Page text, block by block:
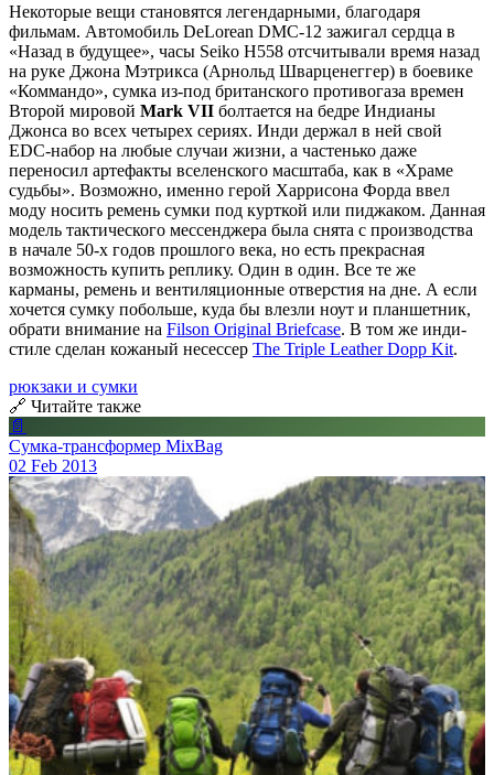
Некоторые вещи становятся легендарными, благодаря
фильмам. Автомобиль DeLorean DMC-12 зажигал сердца в
«Назад в будущее», часы Seiko H558 отсчитывали время назад
на руке Джона Мэтрикса (Арнольд Шварценеггер) в боевике
«Коммандо», сумка из-под британского противогаза времен
Второй мировой Mark VII болтается на бедре Индианы
Джонса во всех четырех сериях. Инди держал в ней свой
EDC-набор на любые случаи жизни, а частенько даже
переносил артефакты вселенского масштаба, как в «Храме
судьбы». Возможно, именно герой Харрисона Форда ввел
моду носить ремень сумки под курткой или пиджаком. Данная
модель тактического мессенджера была снята с производства
в начале 50-х годов прошлого века, но есть прекрасная
возможность купить реплику. Один в один. Все те же
карманы, ремень и вентиляционные отверстия на дне. А если
хочется сумку побольше, куда бы влезли ноут и планшетник,
обрати внимание на Filson Original Briefcase. В том же инди-
стиле сделан кожаный несессер The Triple Leather Dopp Kit.
рюкзаки и сумки
🔗 Читайте также
📄
Сумка-трансформер MixBag
02 Feb 2013